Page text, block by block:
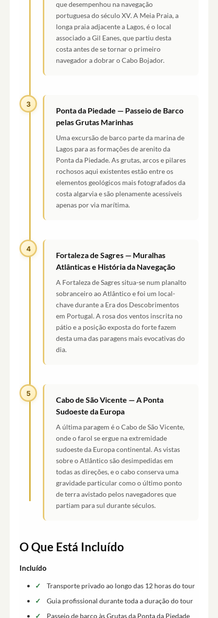
que desempenhou na navegação
portuguesa do século XV. A Meia Praia, a
longa praia adjacente a Lagos, é o local
associado a Gil Eanes, que partiu desta
costa antes de se tornar o primeiro
navegador a dobrar o Cabo Bojador.
3
Ponta da Piedade — Passeio de Barco
pelas Grutas Marinhas
Uma excursão de barco parte da marina de
Lagos para as formações de arenito da
Ponta da Piedade. As grutas, arcos e pilares
rochosos aqui existentes estão entre os
elementos geológicos mais fotografados da
costa algarvia e são plenamente acessíveis
apenas por via marítima.
4
Fortaleza de Sagres — Muralhas
Atlânticas e História da Navegação
A Fortaleza de Sagres situa-se num planalto
sobranceiro ao Atlântico e foi um local-
chave durante a Era dos Descobrimentos
em Portugal. A rosa dos ventos inscrita no
pátio e a posição exposta do forte fazem
desta uma das paragens mais evocativas do
dia.
5
Cabo de São Vicente — A Ponta
Sudoeste da Europa
A última paragem é o Cabo de São Vicente,
onde o farol se ergue na extremidade
sudoeste da Europa continental. As vistas
sobre o Atlântico são desimpedidas em
todas as direções, e o cabo conserva uma
gravidade particular como o último ponto
de terra avistado pelos navegadores que
partiam para sul durante séculos.
O Que Está Incluído
Incluído
Transporte privado ao longo das 12 horas do tour
Guia profissional durante toda a duração do tour
Passeio de barco às Grutas da Ponta da Piedade